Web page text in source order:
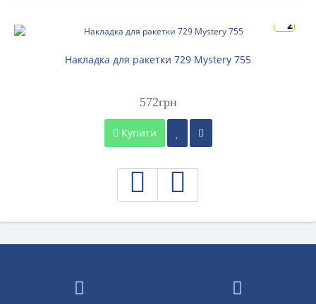
2
Накладка для ракетки 729 Mystery 755
572грн
Купити